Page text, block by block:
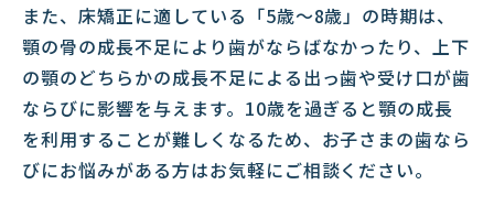
また、床矯正に適している「5歳～8歳」の時期は、
顎の骨の成長不足により歯がならばなかったり、上下
の顎のどちらかの成長不足による出っ歯や受け口が歯
ならびに影響を与えます。10歳を過ぎると顎の成長
を利用することが難しくなるため、お子さまの歯なら
びにお悩みがある方はお気軽にご相談ください。